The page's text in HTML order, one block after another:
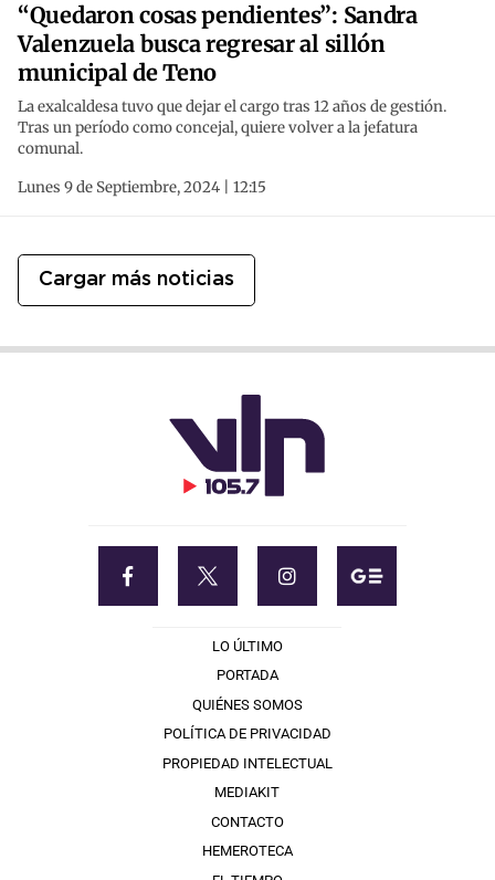
“Quedaron cosas pendientes”: Sandra
Valenzuela busca regresar al sillón
municipal de Teno
La exalcaldesa tuvo que dejar el cargo tras 12 años de gestión.
Tras un período como concejal, quiere volver a la jefatura
comunal.
Lunes 9 de Septiembre, 2024 | 12:15
Cargar más noticias
LO ÚLTIMO
PORTADA
QUIÉNES SOMOS
POLÍTICA DE PRIVACIDAD
PROPIEDAD INTELECTUAL
MEDIAKIT
CONTACTO
HEMEROTECA